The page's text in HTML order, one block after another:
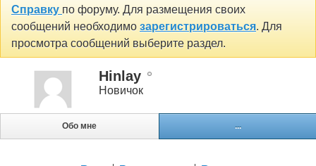
Справку по форуму. Для размещения своих
сообщений необходимо зарегистрироваться. Для
просмотра сообщений выберите раздел.
Hinlay
Новичок
Обо мне ...